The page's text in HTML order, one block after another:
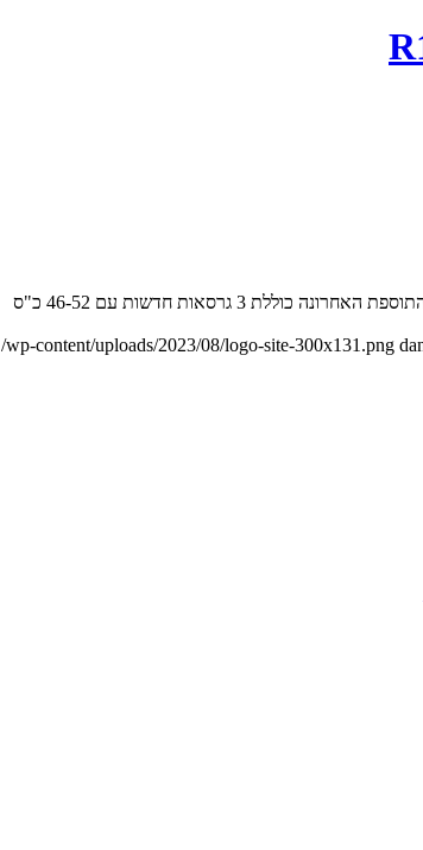
3 גרסאות חדשות עם 46-52 כ"ס
/wp-content/uploads/2023/08/logo-site-300x131.png